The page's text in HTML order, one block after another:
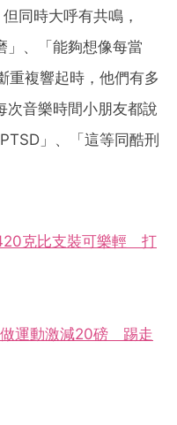
同時大呼有共鳴，
」、「能夠想像每當
複響起時，他們有多
次音樂時間小朋友都說
」、「這等同酷刑
克比支裝可樂輕 打
做運動激減20磅 踢走